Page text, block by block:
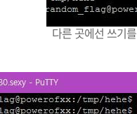
다른 곳에선 쓰기